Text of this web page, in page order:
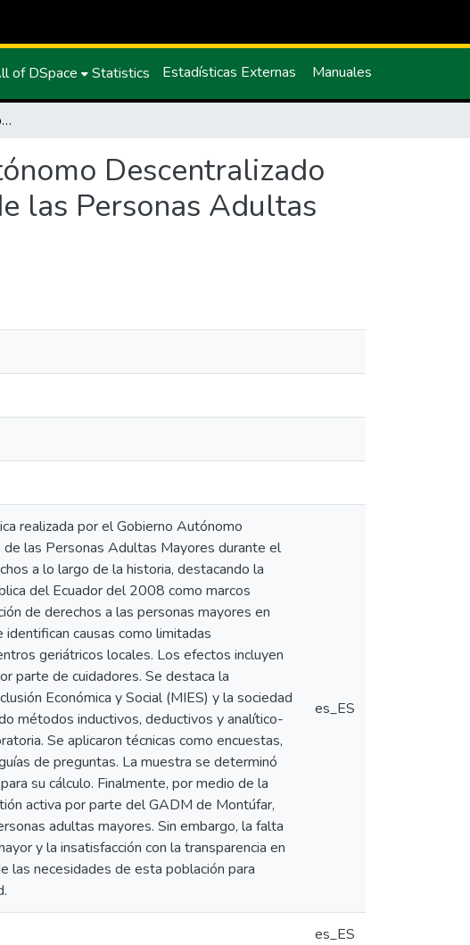
of DSpace Statistics Estadísticas Externas Manuales
Gestión Pública realizada por el Gobierno Autónomo Descentralizado de Montúfar para la Protección de Derechos de las Personas Adultas Mayores
Descentralizado
las Personas Adultas
realizada por el Gobierno Autónomo
las Personas Adultas Mayores durante el
a lo largo de la historia, destacando la
del Ecuador del 2008 como marcos
de derechos a las personas mayores en
causas como limitadas
geriátricos locales. Los efectos incluyen
parte de cuidadores. Se destaca la
Económica y Social (MIES) y la sociedad
métodos inductivos, deductivos y analítico-
Se aplicaron técnicas como encuestas,
de preguntas. La muestra se determinó
su cálculo. Finalmente, por medio de la
activa por parte del GADM de Montúfar,
adultas mayores. Sin embargo, la falta
y la insatisfacción con la transparencia en
las necesidades de esta población para
es_ES
es_ES